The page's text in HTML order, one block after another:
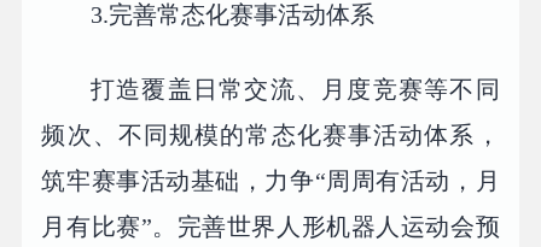
3.完善常态化赛事活动体系
打造覆盖日常交流、月度竞赛等不同
频次、不同规模的常态化赛事活动体系，
筑牢赛事活动基础，力争“周周有活动，月
月有比赛”。完善世界人形机器人运动会预